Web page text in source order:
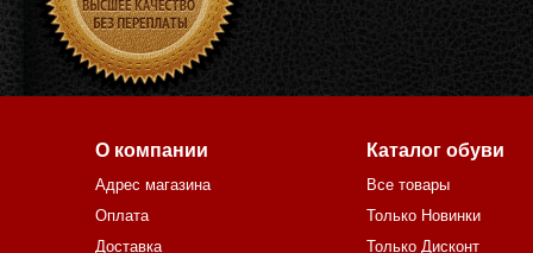
О компании
Адрес магазина
Оплата
Доставка
Каталог обуви
Все товары
Только Новинки
Только Дисконт